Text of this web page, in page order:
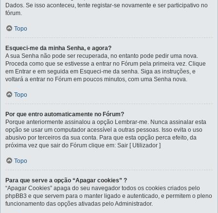
Dados. Se isso aconteceu, tente registar-se novamente e ser participativo no
fórum.
Topo
Esqueci-me da minha Senha, e agora?
A sua Senha não pode ser recuperada, no entanto pode pedir uma nova.
Proceda como que se estivesse a entrar no Fórum pela primeira vez. Clique
em Entrar e em seguida em Esqueci-me da senha. Siga as instruções, e
voltará a entrar no Fórum em poucos minutos, com uma Senha nova.
Topo
Por que entro automaticamente no Fórum?
Porque anteriormente assinalou a opção Lembrar-me. Nunca assinalar esta
opção se usar um computador acessível a outras pessoas. Isso evita o uso
abusivo por terceiros da sua conta. Para que esta opção perca efeito, da
próxima vez que sair do Fórum clique em: Sair [ Utilizador ]
Topo
Para que serve a opção “Apagar cookies” ?
“Apagar Cookies” apaga do seu navegador todos os cookies criados pelo
phpBB3 e que servem para o manter ligado e autenticado, e permitem o pleno
funcionamento das opções ativadas pelo Administrador.